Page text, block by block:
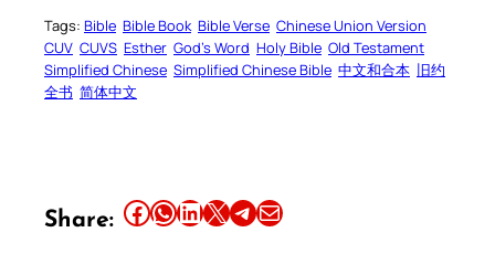
Tags: Bible Bible Book Bible Verse Chinese Union Version
CUV CUVS Esther God’s Word Holy Bible Old Testament
Simplified Chinese Simplified Chinese Bible 中文和合本 旧约
全书 简体中文
Share: Share this article on Facebook Share this article on WhatsApp Share this article on LinkedIn Share this article on X Share this article on TelegramEmail this Article